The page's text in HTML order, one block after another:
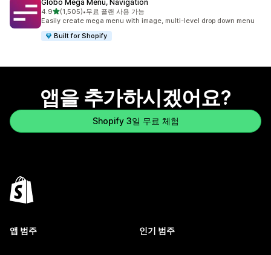
Globo Mega Menu, Navigation
4.9별 5개 중
(1,505)
총 리뷰 1505개
•무료 플랜 사용 가능
Easily create mega menu with image, multi-level drop down menu
Built for Shopify
앱을 추가하시겠어요?
Shopify 3일 무료 체험
앱 범주 인기 범주